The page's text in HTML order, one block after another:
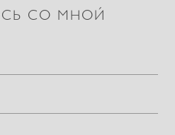
СО МНОЙ